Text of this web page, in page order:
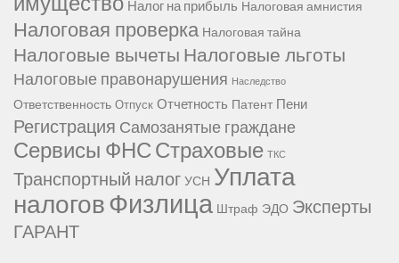
Налог на прибыль Налоговая амнистия
Налоговая проверка Налоговая тайна
Налоговые вычетыНалоговые льготы
Налоговые правонарушения Наследство
Ответственность Отпуск Отчетность Патент Пени
Регистрация Самозанятые граждане
Сервисы ФНССтраховые ТКС
Транспортный налогУСН Уплата
налоговФизлица Штраф ЭДО Эксперты
ГАРАНТ